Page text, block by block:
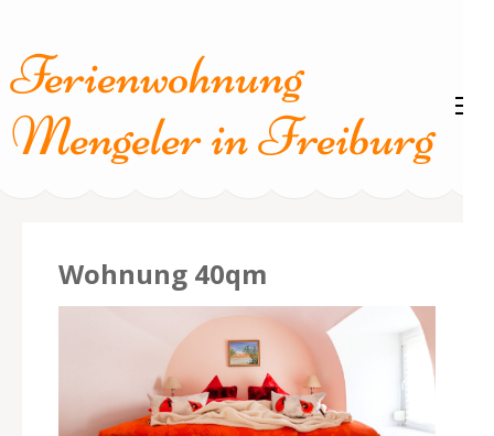
springen
drücken)
Ferienwohnung
Mengeler in Freiburg
Wohnung 40qm